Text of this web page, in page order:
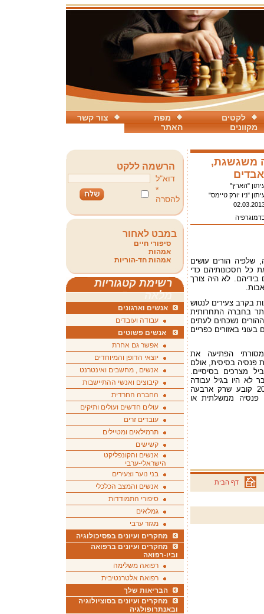
צור קשר
מפת
האתר
לקטים
מקוונים
משגשגת,
"הארץ"
"ניו יורק טיימס"
שלפיה הורים עושים
כל חסכונותיהם כדי
בידיהם. לא היה צורך
בקרב צעירים לנטוש
בחברה התחרותית
נשכחים לעתים
באזורים כפריים
הפתיעה את
מערכת פנסיה בסיסית, אולם
מצרכים בסיסיים.
לא היו בגיל עבודה
בשעה שהשיטה אומצה. דו"ח ממשלה מ-2011 קובע שרק ארבעה
מעל גיל 65 מקבלים פנסיה ממשלתית או
דף הבית
הרשמה ללקט
דוא"ל
*
להסרה
במבט לאחור
סיפורי חיים
אמהות
אמהות חד-הוריות
רשימת קטגוריות
מלאה
אנשים וארגונים
עבודה ועובדים
אנשים פשוטים
אפשר גם אחרת
יוצאי הדופן והמיוחדים
אנשים , מחשבים ואינטרנט
קיבוצים ואנשי ההתיישבות
החברה החרדית
עולים חדשים ועולים ותיקים
עובדים זרים
תרמילאים ומטיילים
קשישים
אנשים והקונפליקט
הישראלי-ערבי
בני נוער וצעירים
אנשים והמצב הכלכלי
סיפורי התמודדות
גמלאים
מגזר ערבי
מחקרים ועיונים בפסיכולוגיה
מחקרים ועיונים ברפואה
וביו-רפואה
רפואה משלימה
רפואה אלטרנטיבית
הבריאות שלך
מחקרים ועיונים בסוציולוגיה
ובאנתרופולגיה